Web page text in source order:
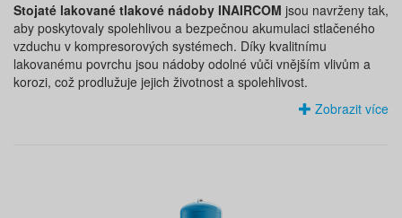
Stojaté lakované tlakové nádoby INAIRCOM jsou navrženy tak,
aby poskytovaly spolehlivou a bezpečnou akumulaci stlačeného
vzduchu v kompresorových systémech. Díky kvalitnímu
lakovanému povrchu jsou nádoby odolné vůči vnějším vlivům a
korozi, což prodlužuje jejich životnost a spolehlivost.
Zobrazit více